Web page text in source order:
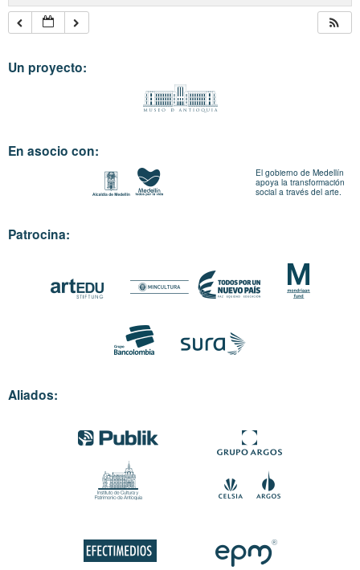
Un proyecto:
En asocio con:
El gobierno de Medellín
apoya la transformación
social a través del arte.
Patrocina:
Aliados: